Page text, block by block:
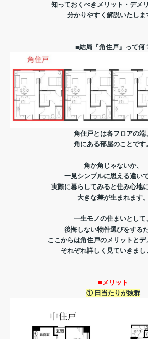
知っておくべきメリット・デメ
分かりやすく解説いたしま
■結局『角住戸』って何
角住戸とは各フロアの端
角にある部屋のことです
角か角じゃないか、
一見シンプルに思える違い
実際に暮らしてみると住み心地
大きな差が生まれます。
一生モノの住まいとして
後悔しない物件選びをする
ここからは角住戸のメリットとデ
それぞれ詳しく見ていきまし
■メリット
① 日当たりが抜群